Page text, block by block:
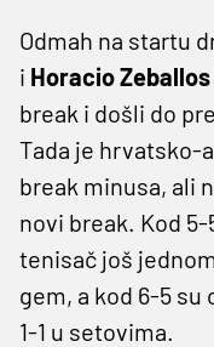
Odmah na startu
i Horacio Zeballos
break i došli do
Tada je hrvatsko-
break minusa, ali
novi break. Kod
tenisač još
gem, a kod 6-5
1-1 u setovima.